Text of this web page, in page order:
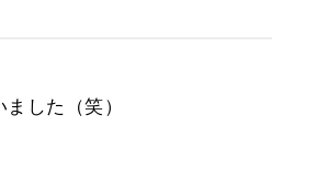
した（笑）